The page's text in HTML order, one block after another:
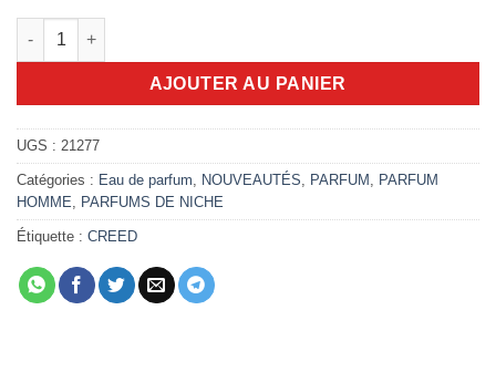
quantité de Creed Aventus Absolu 100ml EDP
AJOUTER AU PANIER
UGS : 21277
Catégories : Eau de parfum NOUVEAUTÉS PARFUM
PARFUM
HOMME
PARFUMS DE NICHE
Étiquette : CREED